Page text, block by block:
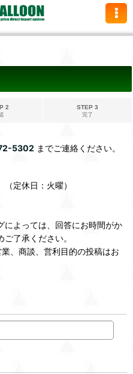
2
STEP 3
完了
5302 までご連絡ください。
定休日：火曜）
によっては、回答にお時間がか
了承ください。
、商談、営利目的の投稿はお